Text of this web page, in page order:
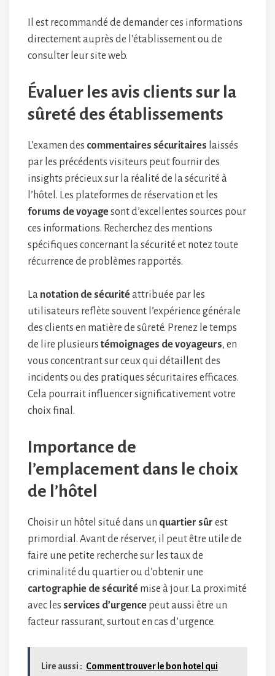
Il est recommandé de demander ces informations
directement auprès de l’établissement ou de
consulter leur site web.
Évaluer les avis clients sur la
sûreté des établissements
L’examen des commentaires sécuritaires laissés
par les précédents visiteurs peut fournir des
insights précieux sur la réalité de la sécurité à
l’hôtel. Les plateformes de réservation et les
forums de voyagesont d’excellentes sources pour
ces informations. Recherchez des mentions
spécifiques concernant la sécurité et notez toute
récurrence de problèmes rapportés.
La notation de sécuritéattribuée par les
utilisateurs reflète souvent l’expérience générale
des clients en matière de sûreté. Prenez le temps
de lire plusieurs témoignages de voyageurs, en
vous concentrant sur ceux qui détaillent des
incidents ou des pratiques sécuritaires efficaces.
Cela pourrait influencer significativement votre
choix final.
Importance de
l’emplacement dans le choix
de l’hôtel
Choisir un hôtel situé dans un quartier sûr est
primordial. Avant de réserver, il peut être utile de
faire une petite recherche sur les taux de
criminalité du quartier ou d’obtenir une
cartographie de sécurité mise à jour. La proximité
avec les services d’urgence peut aussi être un
facteur rassurant, surtout en cas d’urgence.
Lire aussi : Comment trouver le bon hotel qui